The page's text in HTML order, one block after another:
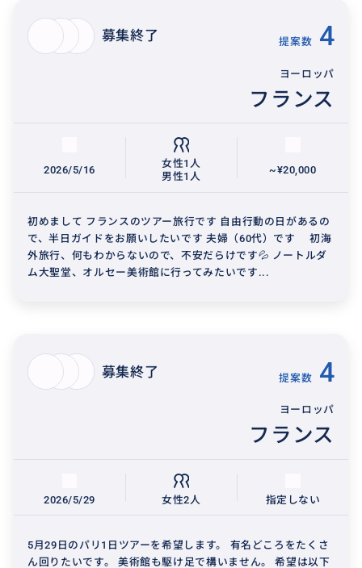
募集終了 提案数 4
ヨーロッパ
フランス
2026/5/16
女性1人
男性1人
~¥20,000
初めまして フランスのツアー旅行です 自由行動の日があるの
で、半日ガイドをお願いしたいです 夫婦（60代）です 初海
外旅行、何もわからないので、不安だらけです💦 ノートルダ
ム大聖堂、オルセー美術館に行ってみたいです...
募集終了 提案数 4
ヨーロッパ
フランス
2026/5/29 女性2人 指定しない
5月29日のパリ1日ツアーを希望します。 有名どころをたくさ
ん回りたいです。 美術館も駆け足で構いません。 希望は以下